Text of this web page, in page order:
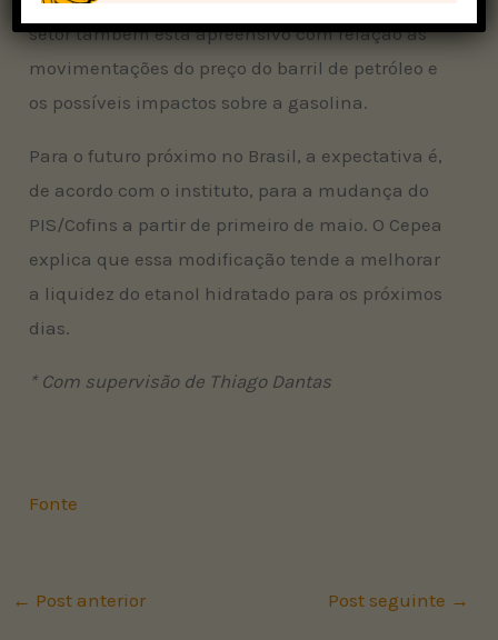
setor também está apreensivo com relação às
movimentações do preço do barril de petróleo e
os possíveis impactos sobre a gasolina.
Para o futuro próximo no Brasil, a expectativa é,
de acordo com o instituto, para a mudança do
PIS/Cofins a partir de primeiro de maio. O Cepea
explica que essa modificação tende a melhorar
a liquidez do etanol hidratado para os próximos
dias.
* Com supervisão de Thiago Dantas
Fonte
← Post anterior Post seguinte →